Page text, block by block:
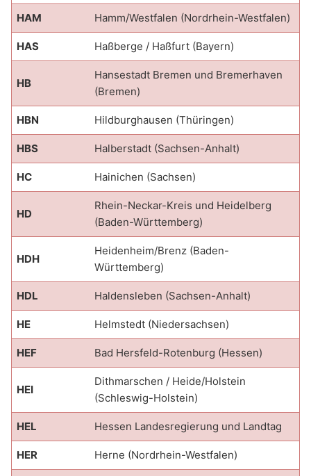
HAM Hamm/Westfalen (Nordrhein-Westfalen)
HAS Haßberge / Haßfurt (Bayern)
HB
Hansestadt Bremen und Bremerhaven
(Bremen)
HBN Hildburghausen (Thüringen)
HBS Halberstadt (Sachsen-Anhalt)
HC Hainichen (Sachsen)
HD
Rhein-Neckar-Kreis und Heidelberg
(Baden-Württemberg)
HDH
Heidenheim/Brenz (Baden-
Württemberg)
HDL Haldensleben (Sachsen-Anhalt)
HE Helmstedt (Niedersachsen)
HEF Bad Hersfeld-Rotenburg (Hessen)
HEI
Dithmarschen / Heide/Holstein
(Schleswig-Holstein)
HEL Hessen Landesregierung und Landtag
HER Herne (Nordrhein-Westfalen)